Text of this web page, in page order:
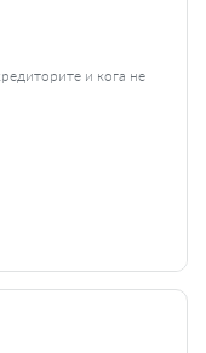
и кога не